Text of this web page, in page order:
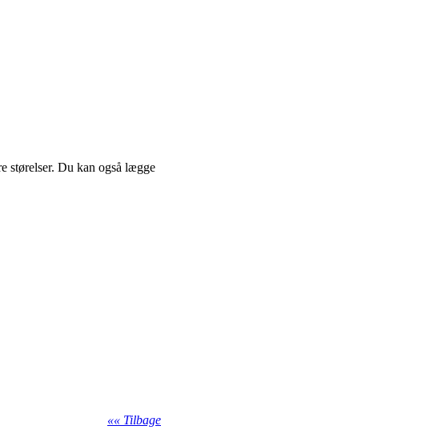
størelser. Du kan også lægge
«« Tilbage